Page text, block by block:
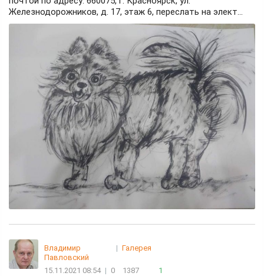
Железнодорожников, д. 17, этаж 6, переслать на элект...
Владимир
Павловский
| Галерея
15.11.2021 08:54 | 0 1387 1